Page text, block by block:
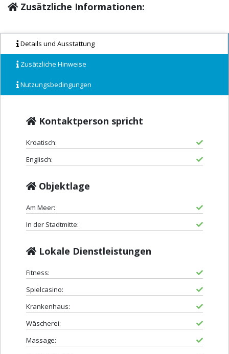
Zusätzliche Informationen:
Details und Ausstattung
Zusätzliche Hinweise
Nutzungsbedingungen
Kontaktperson spricht
Kroatisch:
Englisch:
Objektlage
Am Meer:
In der Stadtmitte:
Lokale Dienstleistungen
Fitness:
Spielcasino:
Krankenhaus:
Wäscherei:
Massage: